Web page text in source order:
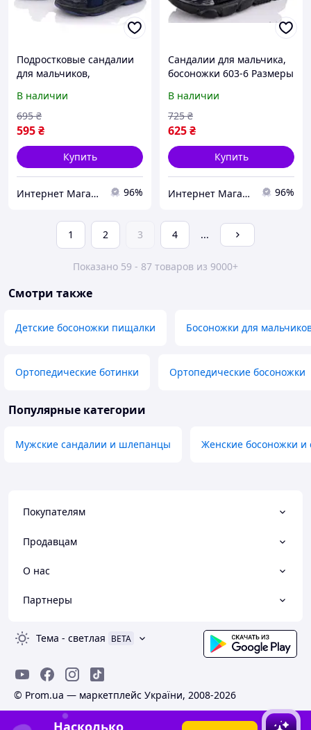
Подростковые сандалии
для мальчиков,
15B размеры 36 - 39
В наличии
595₴
695 ₴
Купить
Интернет Магазин Олеся 96%
Сандалии для мальчика,
босоножки 603-6 Размеры
В наличии
625₴
725 ₴
Купить
Интернет Магазин Олеся 96%
1 2 3 4 ...
Показано 59 - 87 товаров из 9000+
Смотри также
Детские босоножки пищалки Босоножки для
Ортопедические ботинки Ортопедические босоножки
Популярные категории
Мужские сандалии и шлепанцы Женские босоножки и
Покупателям
Продавцам
О нас
Партнеры
Тема - светлая BETA
© Prom.ua — маркетплейс України, 2008-2026